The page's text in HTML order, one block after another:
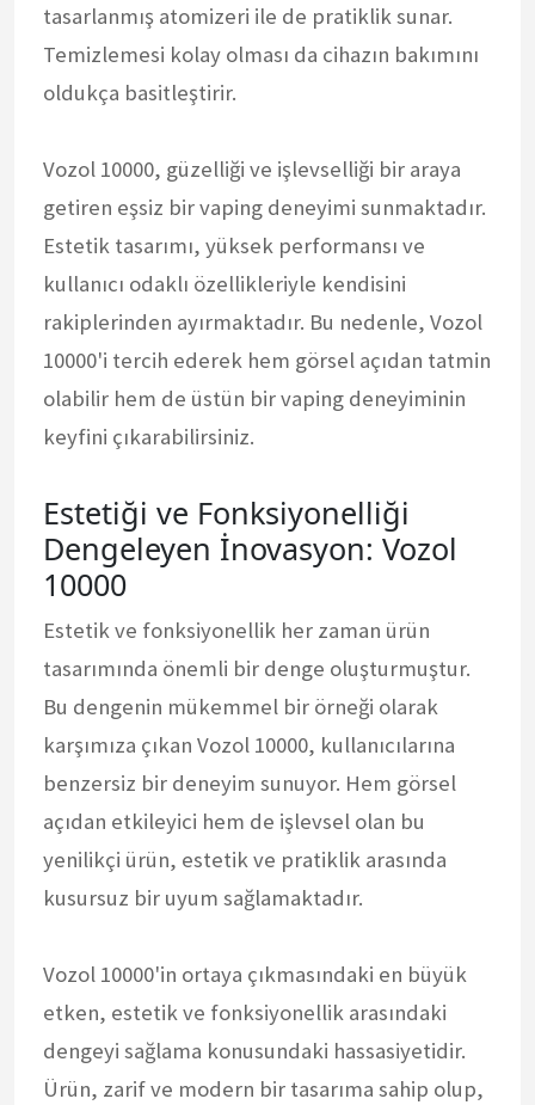
tasarlanmış atomizeri ile de pratiklik sunar.
Temizlemesi kolay olması da cihazın bakımını
oldukça basitleştirir.
Vozol 10000, güzelliği ve işlevselliği bir araya
getiren eşsiz bir vaping deneyimi sunmaktadır.
Estetik tasarımı, yüksek performansı ve
kullanıcı odaklı özellikleriyle kendisini
rakiplerinden ayırmaktadır. Bu nedenle, Vozol
10000'i tercih ederek hem görsel açıdan tatmin
olabilir hem de üstün bir vaping deneyiminin
keyfini çıkarabilirsiniz.
Estetiği ve Fonksiyonelliği
Dengeleyen İnovasyon: Vozol
10000
Estetik ve fonksiyonellik her zaman ürün
tasarımında önemli bir denge oluşturmuştur.
Bu dengenin mükemmel bir örneği olarak
karşımıza çıkan Vozol 10000, kullanıcılarına
benzersiz bir deneyim sunuyor. Hem görsel
açıdan etkileyici hem de işlevsel olan bu
yenilikçi ürün, estetik ve pratiklik arasında
kusursuz bir uyum sağlamaktadır.
Vozol 10000'in ortaya çıkmasındaki en büyük
etken, estetik ve fonksiyonellik arasındaki
dengeyi sağlama konusundaki hassasiyetidir.
Ürün, zarif ve modern bir tasarıma sahip olup,